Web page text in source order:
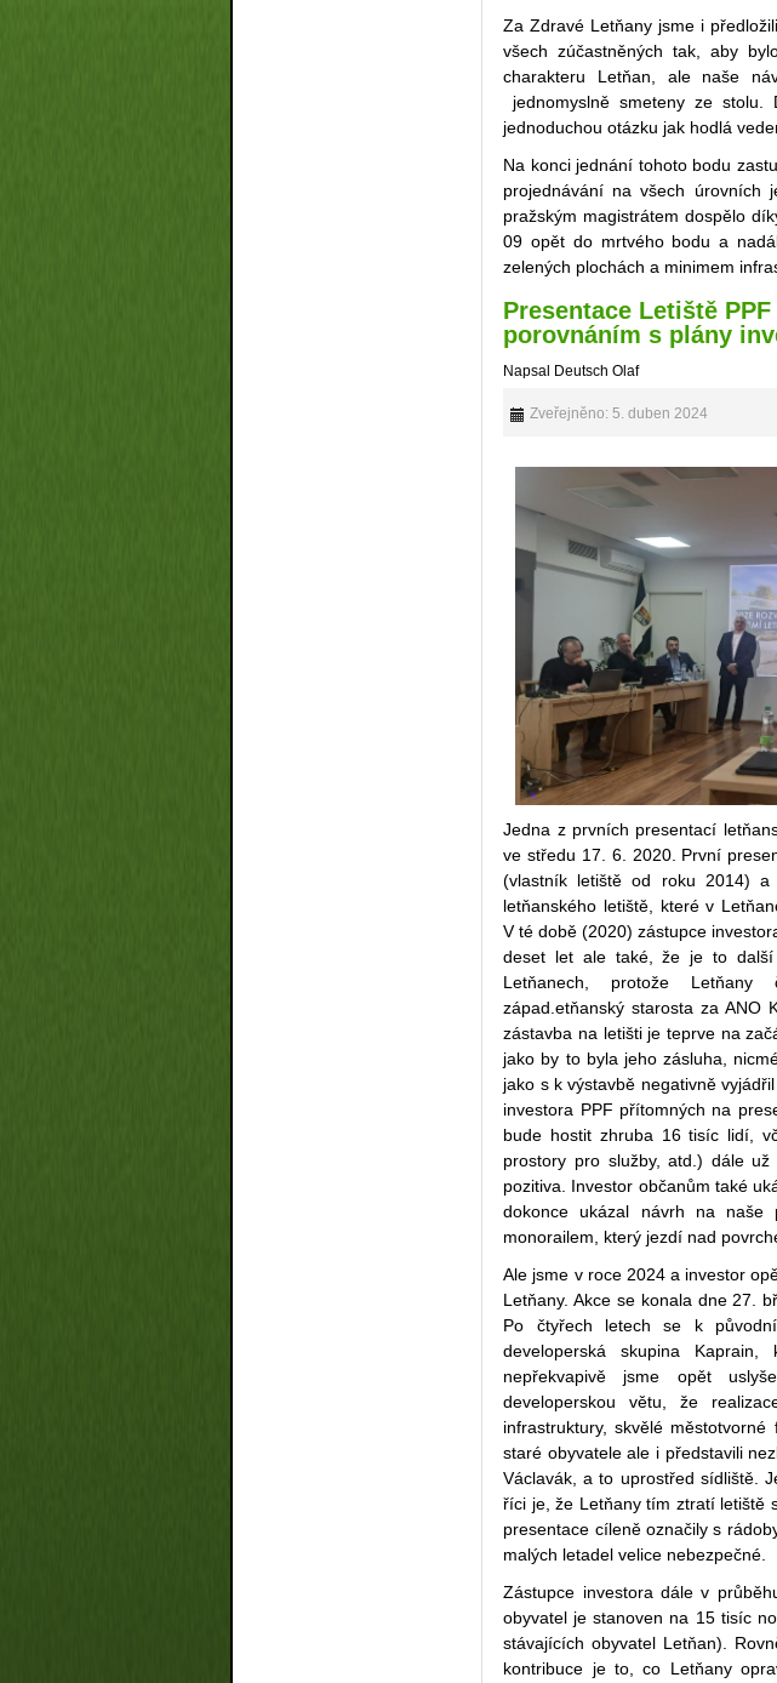
Za Zdravé Letňany jsme i
všech zúčastněných tak, aby
charakteru Letňan, ale naše
jednomyslně smeteny ze
jednoduchou otázku jak hodlá
Na konci jednání tohoto bodu
projednávání na všech úrovních
pražským magistrátem dospělo
09 opět do mrtvého bodu a
zelených plochách a minimem
Presentace Letiště
porovnáním s plány
Napsal Deutsch Olaf
Zveřejněno: 5. duben 2024
Jedna z prvních presentací
ve středu 17. 6. 2020. První
(vlastník letiště od roku 2014) a
letňanského letiště, které v
V té době (2020) zástupce
deset let ale také, že je to další
Letňanech, protože
západ.etňanský starosta za ANO
zástavba na letišti je teprve na
jako by to byla jeho zásluha,
jako s k výstavbě negativně
investora PPF přítomných na
bude hostit zhruba 16 tisíc lidí,
prostory pro služby, atd.) dále
pozitiva. Investor občanům také
dokonce ukázal návrh na naše
monorailem, který jezdí nad
Ale jsme v roce 2024 a investor
Letňany. Akce se konala dne 27.
Po čtyřech letech se k
developerská skupina
nepřekvapivě jsme opět
developerskou větu, že
infrastruktury, skvělé
staré obyvatele ale i představili
Václavák, a to uprostřed sídliště.
říci je, že Letňany tím ztratí letiště
presentace cíleně označily s
malých letadel velice nebezpečné.
Zástupce investora dále v
obyvatel je stanoven na 15 tisíc
stávajících obyvatel Letňan).
kontribuce je to, co Letňany